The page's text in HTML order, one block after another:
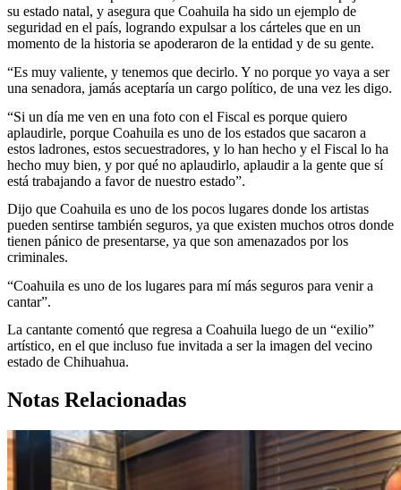
su estado natal, y asegura que Coahuila ha sido un ejemplo de
seguridad en el país, logrando expulsar a los cárteles que en un
momento de la historia se apoderaron de la entidad y de su gente.
“Es muy valiente, y tenemos que decirlo. Y no porque yo vaya a ser
una senadora, jamás aceptaría un cargo político, de una vez les digo.
“Si un día me ven en una foto con el Fiscal es porque quiero
aplaudirle, porque Coahuila es uno de los estados que sacaron a
estos ladrones, estos secuestradores, y lo han hecho y el Fiscal lo ha
hecho muy bien, y por qué no aplaudirlo, aplaudir a la gente que sí
está trabajando a favor de nuestro estado”.
Dijo que Coahuila es uno de los pocos lugares donde los artistas
pueden sentirse también seguros, ya que existen muchos otros donde
tienen pánico de presentarse, ya que son amenazados por los
criminales.
“Coahuila es uno de los lugares para mí más seguros para venir a
cantar”.
La cantante comentó que regresa a Coahuila luego de un “exilio”
artístico, en el que incluso fue invitada a ser la imagen del vecino
estado de Chihuahua.
Notas Relacionadas